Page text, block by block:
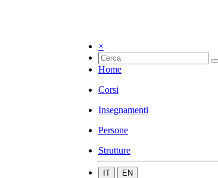
×
Home
Corsi
Insegnamenti
Persone
Strutture
IT EN